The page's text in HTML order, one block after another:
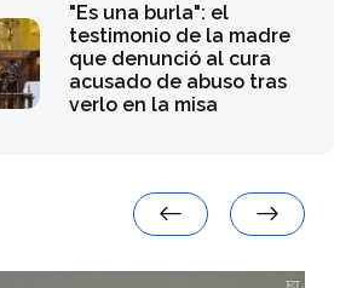
"Es una burla": el
testimonio de la madre
que denunció al cura
acusado de abuso tras
verlo en la misa